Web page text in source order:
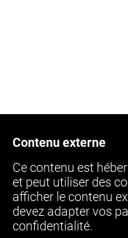
Contenu externe
Ce contenu est
et peut utiliser des
afficher le contenu
devez adapter vos
confidentialité.